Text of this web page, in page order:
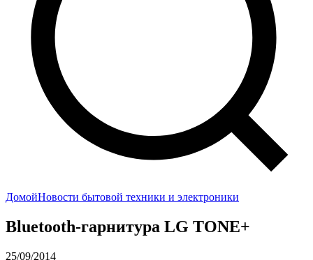
ДомойНовости бытовой техники и электроники
Bluetooth-гарнитура LG TONE+
25/09/2014